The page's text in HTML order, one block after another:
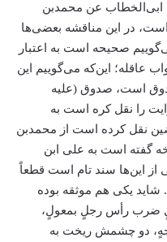
عن محمد‌بن
است، در این مناقشه بعضی‌ها
صحیحه است به اعتبار
عاقله؛ این‌که می‌گوییم این
است، صدوق (علیه
را نقل کره است به
نقل کرده است از محمد‌بن
گفته است به علی ابن
این‌ها سند تام است قطعاً
یکی هم موثقه بوده
ضرب رأس رجلٍ بمعولٍ،
دو چشمش ریخت به